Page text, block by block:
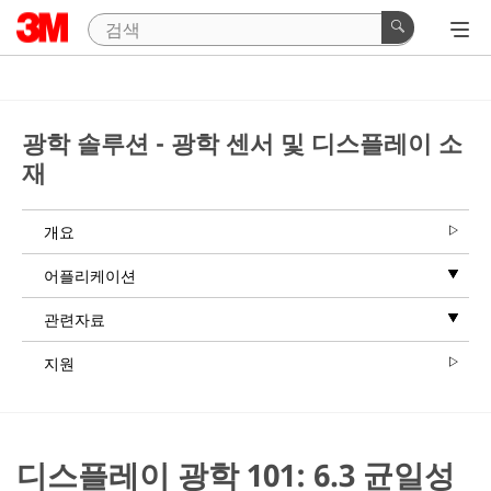
광학 솔루션 - 광학 센서 및 디스플레이 소
재
개요
어플리케이션
관련자료
지원
디스플레이 광학 101: 6.3 균일성